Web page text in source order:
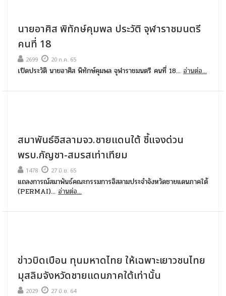
นายอาศิส พิทักษ์คุมพล ประวัติ จุฬาราชมนตรี
คนที่ 18
2699 20 ก.ค. 65
เปิดประวัติ นายอาศิส พิทักษ์คุมพล จุฬาราชมนตรี คนที่ 18... อ่านต่อ...
สมาพันธ์อิสลามจว.ชายแดนใต้ ชี้แจงด่วน
พรบ.กัญชา-สมรสเท่าเทียม
1478 27 มิ.ย. 65
แถลงการณ์สมาพันธ์คณะกรรมการอิสลามประจำจังหวัดชายแดนภาคใต้
(PERMAI)... อ่านต่อ...
ข่าวบิดเบือน ทุนมหาดไทย ให้เฉพาะเยาวชนไทย
มุสลิมจังหวัดชายแดนภาคใต้เท่านั้น
2029 27 มิ.ย. 64